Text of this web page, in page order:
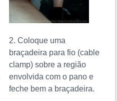
2. Coloque uma
braçadeira para fio (cable
clamp) sobre a região
envolvida com o pano e
feche bem a braçadeira.